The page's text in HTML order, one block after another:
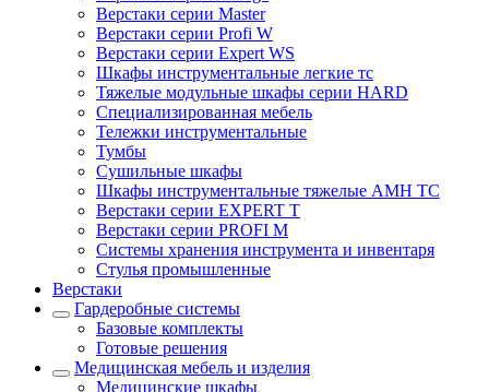
Верстаки серии Master
Верстаки серии Profi W
Верстаки серии Expert WS
Шкафы инструментальные легкие тс
Тяжелые модульные шкафы серии HARD
Cпециализированная мебель
Тележки инструментальные
Тумбы
Cушильные шкафы
Шкафы инструментальные тяжелые AMH TC
Верстаки серии EXPERT T
Верстаки серии PROFI M
Системы хранения инструмента и инвентаря
Стулья промышленные
Верстаки
Гардеробные системы
Базовые комплекты
Готовые решения
Медицинская мебель и изделия
Медицинские шкафы